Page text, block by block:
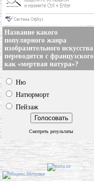
Название какого
популярного жанра
изобразительного искусства
переводится с французского
как «мертвая натура»?
Ню
Натюрморт
Пейзаж
Смотреть результаты